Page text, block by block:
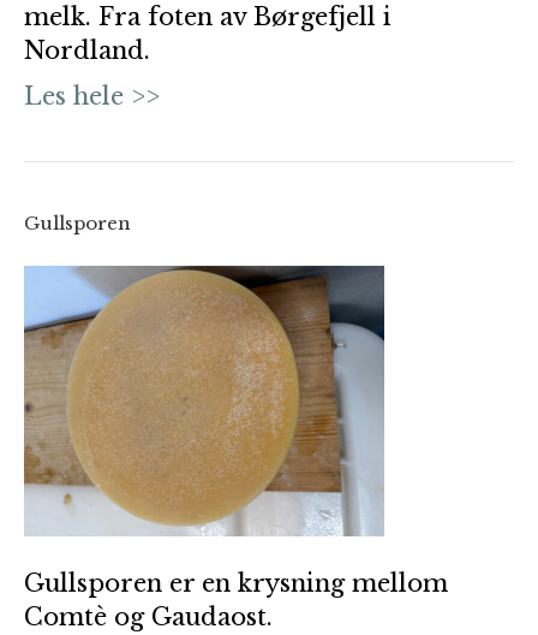
melk. Fra foten av Børgefjell i
Nordland.
Les hele >>
Gullsporen
Gullsporen er en krysning mellom
Comtè og Gaudaost.